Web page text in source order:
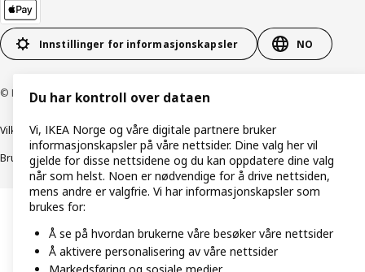
Innstillinger for informasjonskapsler NO
© Inter IKEA Systems B.V. 1999–2026
Vilkår og betingelserRetningslinjer for personvern
Bruk av informasjonskapsler (Cookies)Retningslinjer for ansvarlig avsløring
Du har kontroll over dataen
Vi, IKEA Norge og våre digitale partnere bruker
informasjonskapsler på våre nettsider. Dine valg her vil
gjelde for disse nettsidene og du kan oppdatere dine valg
når som helst. Noen er nødvendige for å drive nettsiden,
mens andre er valgfrie. Vi har informasjonskapsler som
brukes for:
Å se på hvordan brukerne våre besøker våre nettsider
Å aktivere personalisering av våre nettsider